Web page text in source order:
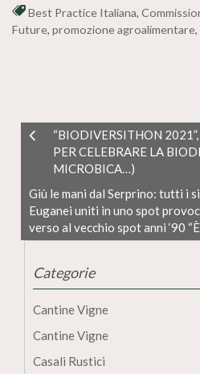
Best Practice Italiana,
Future, promozione agroalimentare,
“BIODIVERSITHON
PER CELEBRARE LA
MICROBICA…)
Giù le mani dal Serprino: tutti i
Euganei uniti in uno spot
verso al vecchio spot anni ‘90
Categorie
Cantine Vigne
Cantine Vigne
Casali Rustici